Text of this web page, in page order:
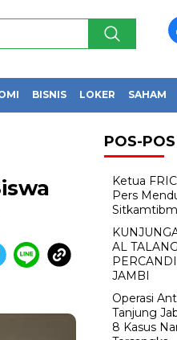
BISNIS LOKER SAHAM
POS-
Ketua
Pers
AL
JAMBI
Operasi
Tanjung
8 Kasus